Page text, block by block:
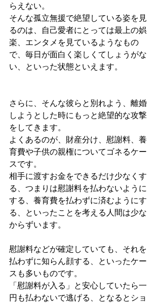
らえない。
そんな孤立無援で絶望している姿を見
るのは、自己愛者にとっては最上の娯
楽、エンタメを見ているようなもの
で、毎日が面白く楽しくてしょうがな
い、といった状態といえます。
さらに、そんな彼らと別れよう、離婚
しようとした時にもっと絶望的な攻撃
をしてきます。
よくあるのが、財産分け、慰謝料、養
育費や子供の親権についてゴネるケー
スです。
相手に渡すお金をできるだけ少なくす
る、つまりは慰謝料を払わないように
する、養育費を払わずに済むようにす
る、といったことを考える人間は少な
からずいます。
慰謝料などが確定していても、それを
払わずに知らん顔する、といったケー
スも多いものです。
「慰謝料が入る」と安心していたら一
円も払わないで逃げる、となるとショ